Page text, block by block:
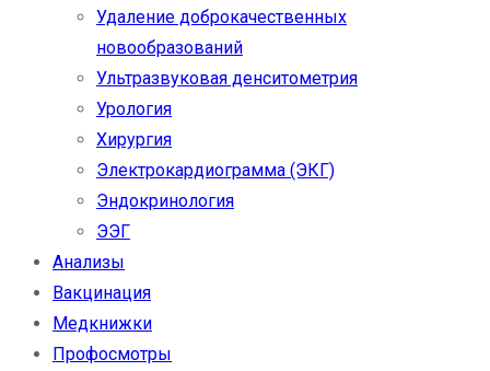
Удаление доброкачественных
новообразований
Ультразвуковая денситометрия
Урология
Хирургия
Электрокардиограмма (ЭКГ)
Эндокринология
ЭЭГ
Анализы
Вакцинация
Медкнижки
Профосмотры